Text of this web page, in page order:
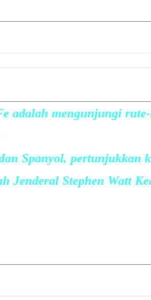
adalah mengunjungi
Spanyol, pertunjukkan
Jenderal Stephen Watt